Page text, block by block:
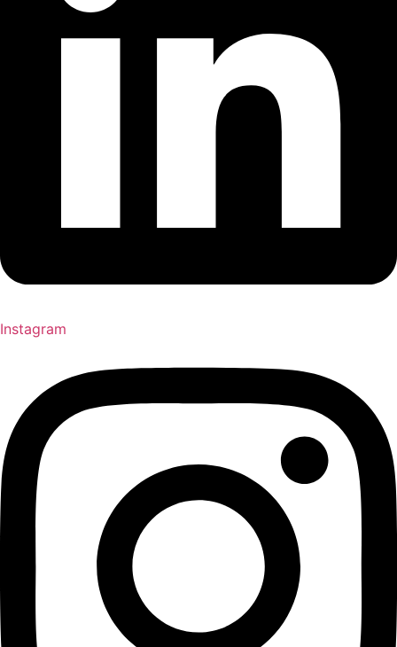
Instagram